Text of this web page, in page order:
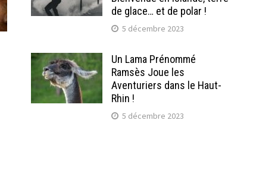
de glace… et de polar !
5 décembre 2023
Un Lama Prénommé
Ramsès Joue les
Aventuriers dans le Haut-
Rhin !
5 décembre 2023